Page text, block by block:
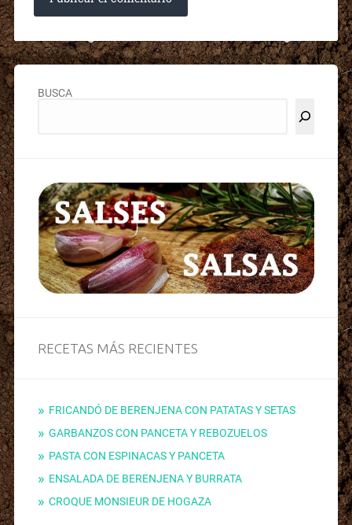
BUSCA
RECETAS MÁS RECIENTES
FRICANDÓ DE BERENJENA CON PATATAS Y SETAS
GARBANZOS CON PANCETA Y REBOZUELOS
PASTA CON ESPINACAS Y PANCETA
ENSALADA DE BERENJENA Y BURRATA
CROQUE MONSIEUR DE HOGAZA